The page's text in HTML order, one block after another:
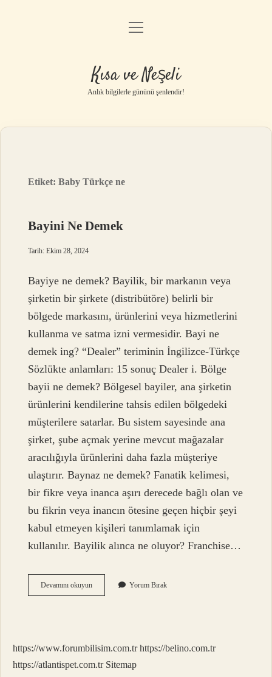
Anasayfa
Yasal Uyarı
menüyü
Kısa ve Neşeli
Anlık bilgilerle gününü şenlendir!
Etiket:Baby Türkçe ne
Bayini Ne Demek
Tarih: Ekim 28, 2024
Bayiye ne demek? Bayilik, bir markanın veya
şirketin bir şirkete (distribütöre) belirli bir
bölgede markasını, ürünlerini veya hizmetlerini
kullanma ve satma izni vermesidir. Bayi ne
demek ing? “Dealer” teriminin İngilizce-Türkçe
Sözlükte anlamları: 15 sonuç Dealer i. Bölge
bayii ne demek? Bölgesel bayiler, ana şirketin
ürünlerini kendilerine tahsis edilen bölgedeki
müşterilere satarlar. Bu sistem sayesinde ana
şirket, şube açmak yerine mevcut mağazalar
aracılığıyla ürünlerini daha fazla müşteriye
ulaştırır. Baynaz ne demek? Fanatik kelimesi,
bir fikre veya inanca aşırı derecede bağlı olan ve
bu fikrin veya inancın ötesine geçen hiçbir şeyi
kabul etmeyen kişileri tanımlamak için
kullanılır. Bayilik alınca ne oluyor? Franchise…
Devamını okuyunBayini
Ne
Yorum Bırak
https://www.forumbilisim.com.tr https://belino.com.tr
https://atlantispet.com.tr Sitemap